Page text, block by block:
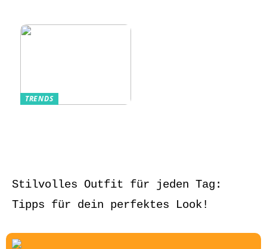
TRENDS
Stilvolles Outfit für jeden Tag:
Tipps für dein perfektes Look!